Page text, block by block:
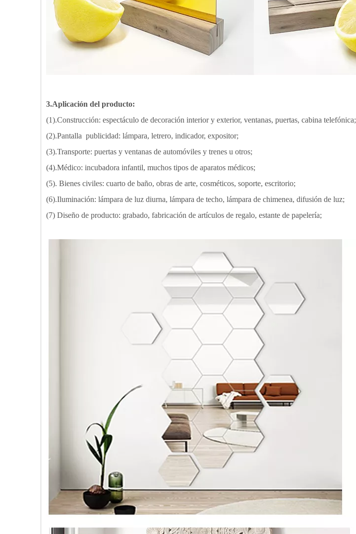
3.Aplicación del producto:
(1).Construcción: espectáculo de decoración interior y exterior, ventanas, puertas, cabina telefónica;
(2).Pantalla publicidad: lámpara, letrero, indicador, expositor;
(3).Transporte: puertas y ventanas de automóviles y trenes u otros;
(4).Médico: incubadora infantil, muchos tipos de aparatos médicos;
(5). Bienes civiles: cuarto de baño, obras de arte, cosméticos, soporte, escritorio;
(6).Iluminación: lámpara de luz diurna, lámpara de techo, lámpara de chimenea, difusión de luz;
(7) Diseño de producto: grabado, fabricación de artículos de regalo, estante de papelería;